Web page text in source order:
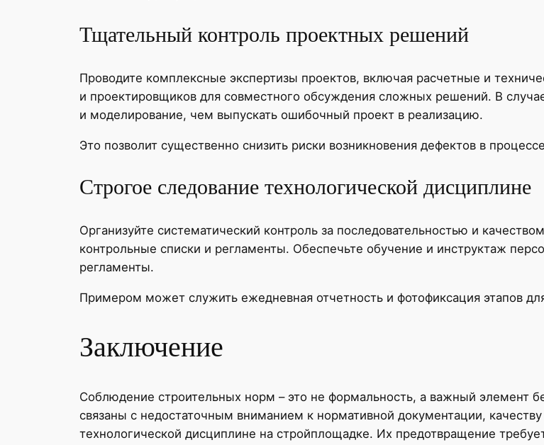
Тщательный контроль проектных решений
Проводите комплексные экспертизы проектов, включая расчетные и
и проектировщиков для совместного обсуждения сложных решений. В
и моделирование, чем выпускать ошибочный проект в реализацию.
Это позволит существенно снизить риски возникновения дефектов в
Строгое следование технологической дисциплине
Организуйте систематический контроль за последовательностью и
контрольные списки и регламенты. Обеспечьте обучение и инструктаж
регламенты.
Примером может служить ежедневная отчетность и фотофиксация этапов
Заключение
Соблюдение строительных норм – это не формальность, а важный элемент
связаны с недостаточным вниманием к нормативной документации,
технологической дисциплине на стройплощадке. Их предотвращение